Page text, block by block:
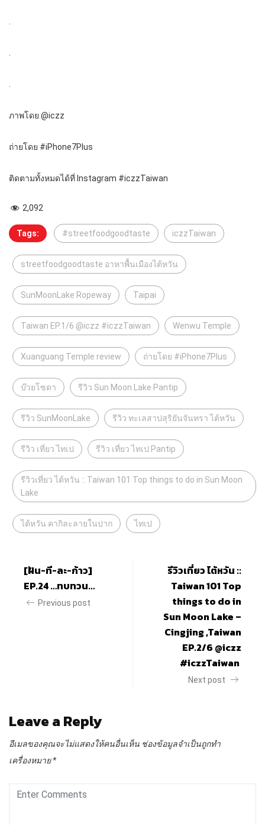
.
.
.
ภาพโดย @iczz
ถ่ายโดย #iPhone7Plus
ติดตามทั้งหมดได้ที่ Instagram #iczzTaiwan
2,092
Tags: #streetfoodgoodtaste iczzTaiwan
streetfoodgoodtaste อาหาพื้นเมืองไต้หวัน
SunMoonLake Ropeway Taipai
Taiwan EP.1/6 @iczz #iczzTaiwan Wenwu Temple
Xuanguang Temple review ถ่ายโดย #iPhone7Plus
บ๊วยโซดา รีวิว Sun Moon Lake Pantip
รีวิว SunMoonLake รีวิว ทะเลสาปสุริยันจันทรา ไต้หวัน
รีวิว เที่ยว ไทเป รีวิว เที่ยว ไทเป Pantip
รีวิวเที่ยว ไต้หวัน :: Taiwan 101 Top things to do in Sun Moon
Lake
ไต้หวัน คากิละลายในปาก ไทเป
[ฝัน-ที-ละ-ก้าว]
EP.24 …ทบทวน…
Previous post
รีวิวเที่ยว ไต้หวัน ::
Taiwan 101 Top
things to do in
Sun Moon Lake –
Cingjing ,Taiwan
EP.2/6 @iczz
#iczzTaiwan
Next post
Leave a Reply
อีเมลของคุณจะไม่แสดงให้คนอื่นเห็น ช่องข้อมูลจำเป็นถูกทำ
เครื่องหมาย*